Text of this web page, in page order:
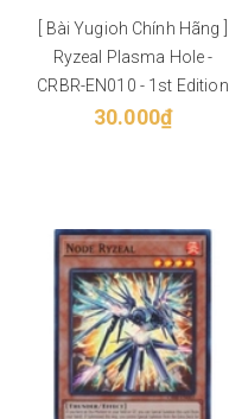
[ Bài Yugioh Chính Hãng ]
Ryzeal Plasma Hole -
CRBR-EN010 - 1st Edition
30.000₫